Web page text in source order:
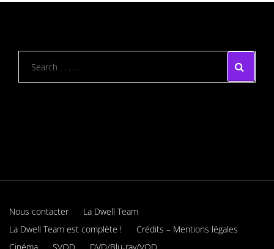
Nous contacter
La Dwell Team
La Dwell Team est complète !
Crédits – Mentions légales